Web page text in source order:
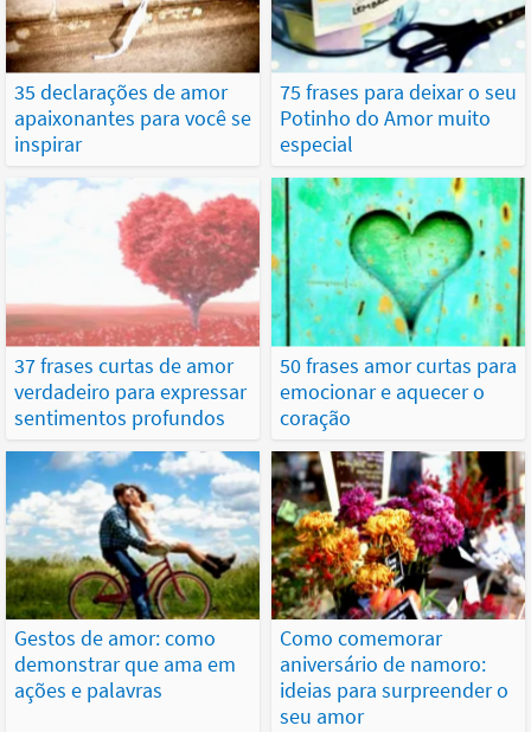
35 declarações de amor
apaixonantes para você se
inspirar
75 frases para deixar o seu
Potinho do Amor muito
especial
37 frases curtas de amor
verdadeiro para expressar
sentimentos profundos
50 frases amor curtas para
emocionar e aquecer o
coração
Gestos de amor: como
demonstrar que ama em
ações e palavras
Como comemorar
aniversário de namoro:
ideias para surpreender o
seu amor